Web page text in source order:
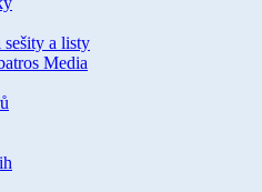
a listy
Media